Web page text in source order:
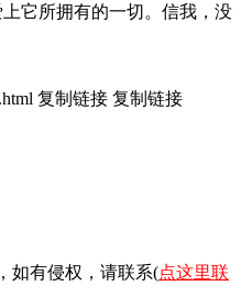
它所拥有的一切。信我，没
复制链接 复制链接
如有侵权，请联系(点这里联